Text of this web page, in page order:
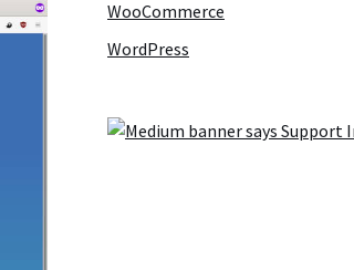
WooCommerce
WordPress